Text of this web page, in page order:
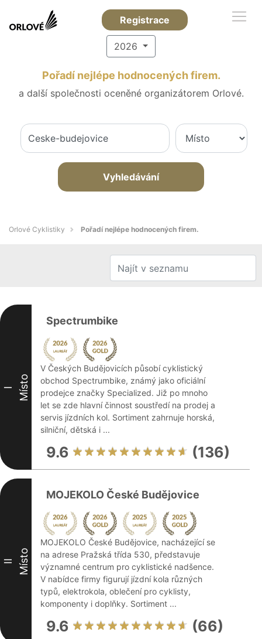
Registrace
2026
Pořadí nejlépe hodnocených firem.
a další společnosti oceněné organizátorem Orlové.
Vyhledávání
Orlové Cyklistiky Pořadí nejlépe hodnocených firem.
I Místo
Spectrumbike
V Českých Budějovicích působí cyklistický
obchod Spectrumbike, známý jako oficiální
prodejce značky Specialized. Již po mnoho
let se zde hlavní činnost soustředí na prodej a
servis jízdních kol. Sortiment zahrnuje horská,
silniční, dětská i ...
9.6 (136)
II Místo
MOJEKOLO České Budějovice
MOJEKOLO České Budějovice, nacházející se
na adrese Pražská třída 530, představuje
významné centrum pro cyklistické nadšence.
V nabídce firmy figurují jízdní kola různých
typů, elektrokola, oblečení pro cyklisty,
komponenty i doplňky. Sortiment ...
9.6 (66)